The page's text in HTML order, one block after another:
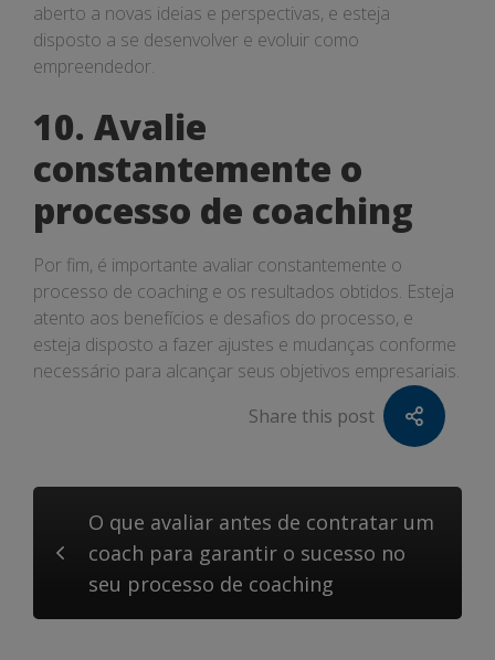
aberto a novas ideias e perspectivas, e esteja
disposto a se desenvolver e evoluir como
empreendedor.
10. Avalie
constantemente o
processo de coaching
Por fim, é importante avaliar constantemente o
processo de coaching e os resultados obtidos. Esteja
atento aos benefícios e desafios do processo, e
esteja disposto a fazer ajustes e mudanças conforme
necessário para alcançar seus objetivos empresariais.
Share this post
O que avaliar antes de contratar um
coach para garantir o sucesso no
seu processo de coaching